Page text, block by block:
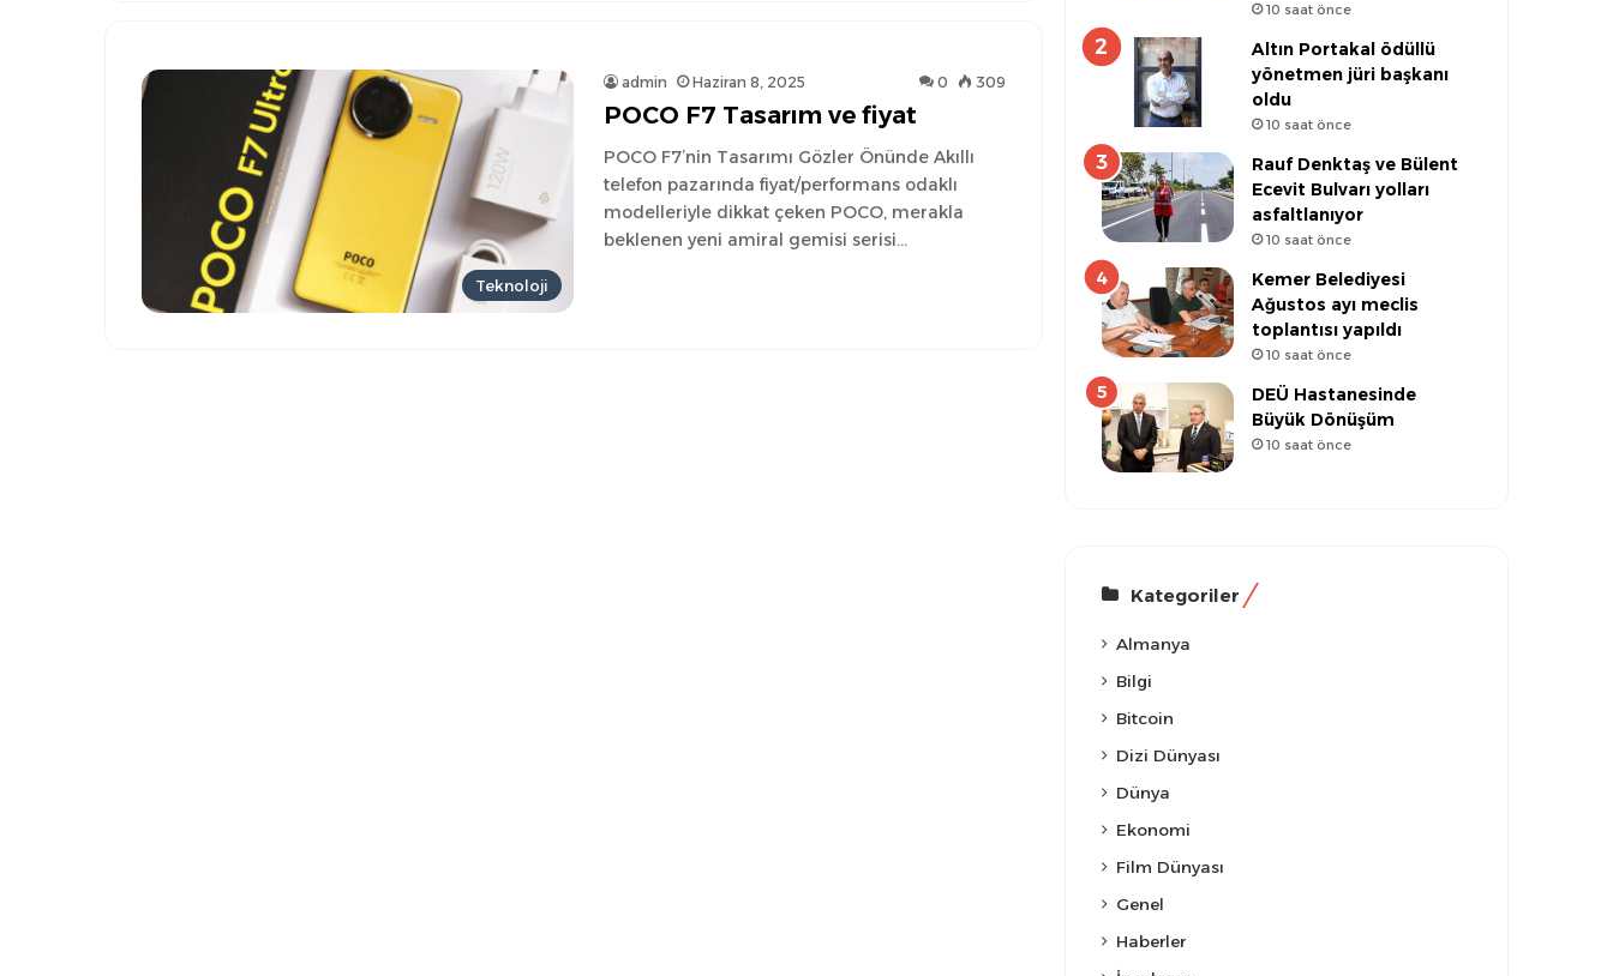
Teknoloji
admin Haziran 8, 2025 0 309
POCO F7 Tasarım ve fiyat
POCO F7’nin Tasarımı Gözler Önünde Akıllı
telefon pazarında fiyat/performans odaklı
modelleriyle dikkat çeken POCO, merakla
beklenen yeni amiral gemisi serisi…
10 saat önce
Altın Portakal ödüllü
yönetmen jüri başkanı
oldu
10 saat önce
Rauf Denktaş ve Bülent
Ecevit Bulvarı yolları
asfaltlanıyor
10 saat önce
Kemer Belediyesi
Ağustos ayı meclis
toplantısı yapıldı
10 saat önce
DEÜ Hastanesinde
Büyük Dönüşüm
10 saat önce
Kategoriler
Almanya
Bilgi
Bitcoin
Dizi Dünyası
Dünya
Ekonomi
Film Dünyası
Genel
Haberler